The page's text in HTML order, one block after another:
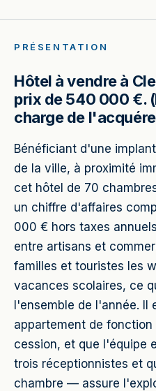
PRÉSENTATION
Hôtel à vendre à
prix de 540 000 €.
charge de
Bénéficiant d'une
de la ville, à proximité
cet hôtel de 70
un chiffre d'affaires
000 € hors taxes
entre artisans et
familles et touristes les
vacances scolaires, ce
l'ensemble de l'année. Il
appartement de
cession, et que l'équipe
trois réceptionnistes et
chambre — assure